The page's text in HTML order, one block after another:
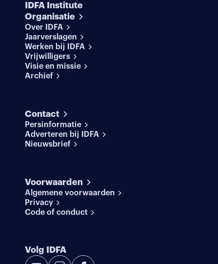
IDFA Institute
Organisatie
Over IDFA
Jaarverslagen
Werken bij IDFA
Vrijwilligers
Visie en missie
Archief
Contact
Persinformatie
Adverteren bij IDFA
Nieuwsbrief
Voorwaarden
Algemene voorwaarden
Privacy
Code of conduct
Volg IDFA